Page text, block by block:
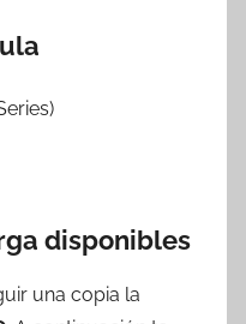
disponibles
una copia la